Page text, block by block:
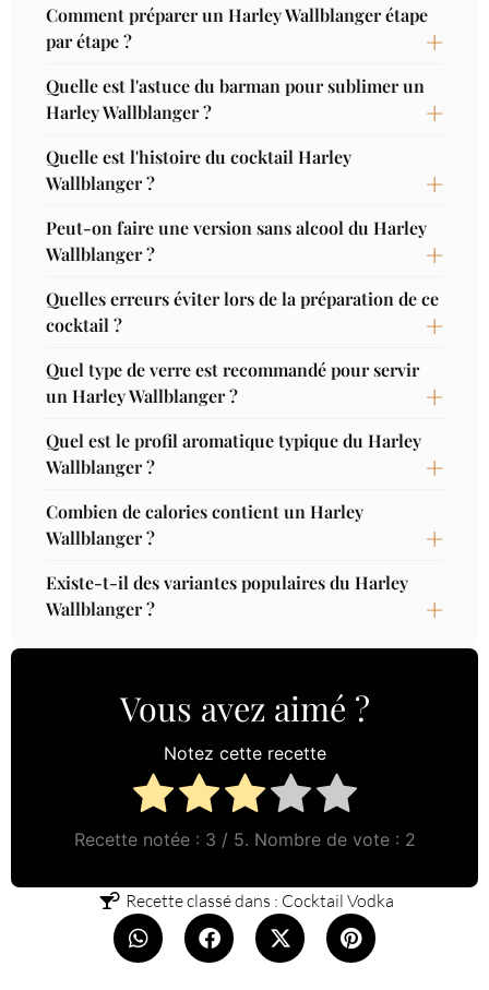
Comment préparer un Harley Wallblanger étape
par étape ?
Quelle est l'astuce du barman pour sublimer un
Harley Wallblanger ?
Quelle est l'histoire du cocktail Harley
Wallblanger ?
Peut-on faire une version sans alcool du Harley
Wallblanger ?
Quelles erreurs éviter lors de la préparation de ce
cocktail ?
Quel type de verre est recommandé pour servir
un Harley Wallblanger ?
Quel est le profil aromatique typique du Harley
Wallblanger ?
Combien de calories contient un Harley
Wallblanger ?
Existe-t-il des variantes populaires du Harley
Wallblanger ?
Vous avez aimé ?
Notez cette recette
Recette notée : 3 / 5. Nombre de vote : 2
Recette classé dans : Cocktail Vodka